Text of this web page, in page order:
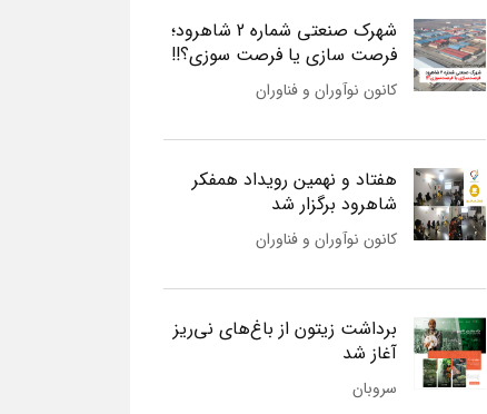
شهرک صنعتی شماره 2 شاهرود؛
فرصت سازی یا فرصت سوزی؟!!
کانون نوآوران و فناوران
هفتاد و نهمین رویداد همفکر
شاهرود برگزار شد
کانون نوآوران و فناوران
برداشت زیتون از باغ‌های نی‌ریز
آغاز شد
سروبان